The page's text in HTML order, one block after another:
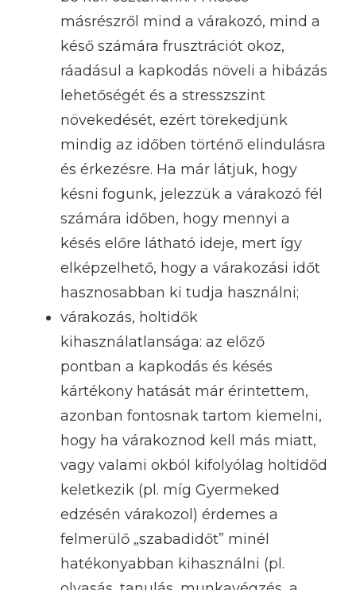
másrészről mind a várakozó, mind a
késő számára frusztrációt okoz,
ráadásul a kapkodás növeli a hibázás
lehetőségét és a stresszszint
növekedését, ezért törekedjünk
mindig az időben történő elindulásra
és érkezésre. Ha már látjuk, hogy
késni fogunk, jelezzük a várakozó fél
számára időben, hogy mennyi a
késés előre látható ideje, mert így
elképzelhető, hogy a várakozási időt
hasznosabban ki tudja használni;
várakozás, holtidők
kihasználatlansága: az előző
pontban a kapkodás és késés
kártékony hatását már érintettem,
azonban fontosnak tartom kiemelni,
hogy ha várakoznod kell más miatt,
vagy valami okból kifolyólag holtidőd
keletkezik (pl. míg Gyermeked
edzésén várakozol) érdemes a
felmerülő „szabadidőt” minél
hatékonyabban kihasználni (pl.